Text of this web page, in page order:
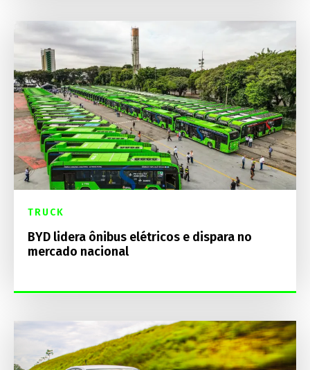
TRUCK
BYD lidera ônibus elétricos e dispara no
mercado nacional